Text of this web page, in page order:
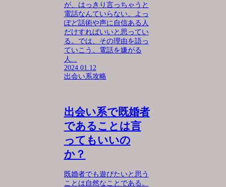
が、はっきり言っちゃうと
電話なんていらない。よっ
ぽど話術や声に自信ある人
だけすればいいと思ってい
る。では、その理由を語っ
ていこう。電話を嫌がる
人...
2024.01.12
出会い系攻略
出会い系で既婚者
であることは言
ってもいいの
か？
既婚者でも遊びたいと思う
ことは自然なことである。